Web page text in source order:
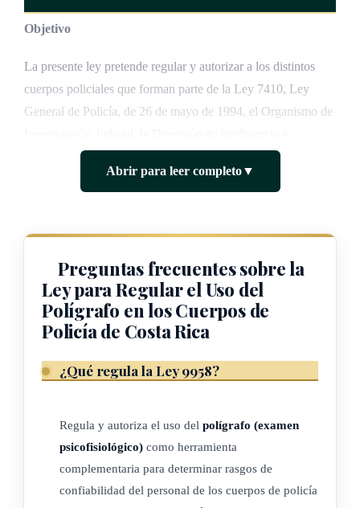
Objetivo
La presente ley pretende regular y autorizar a los distintos
cuerpos policiales que forman parte de la Ley 7410, Ley
General de Policía, de 26 de mayo de 1994, el Organismo de
Seguridad Nacional, el Servicio Nacional de Guardacostas y
el Servicio de Vigilancia Aérea para que utilicen el polígrafo
mantengan en forma permanente los más altos niveles de
eficiencia técnica, conducta, moral, transparencia y
profesionalidad en sus funciones.
ARTÍCULO 2
Se autoriza a los cuerpos policiales que forman parte de la
Ley 7410, Ley General de Policía, de 26 de mayo de 1994,
el Organismo de Investigación Judicial, la Dirección de
Abrir para leer completo▼
Preguntas frecuentes sobre la
Ley para Regular el Uso del
Polígrafo en los Cuerpos de
Policía de Costa Rica
¿Qué regula la Ley 9958?
Regula y autoriza el uso del polígrafo (examen
psicofisiológico) como herramienta
complementaria para determinar rasgos de
confiabilidad del personal de los cuerpos de policía